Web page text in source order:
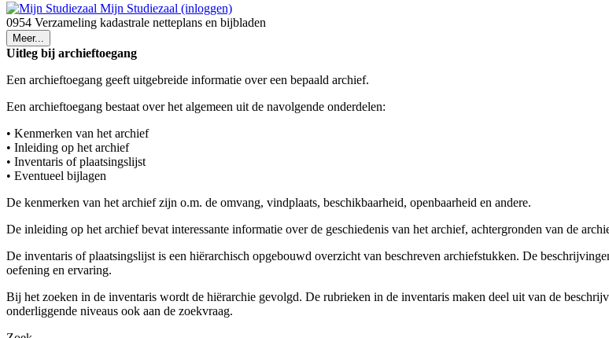
Mijn Studiezaal (inloggen)
0954 Verzameling kadastrale netteplans en bijbladen
Meer...
Uitleg bij archieftoegang
Een archieftoegang geeft uitgebreide informatie over een bepaald archief.
Een archieftoegang bestaat over het algemeen uit de navolgende onderdelen:
• Kenmerken van het archief
• Inleiding op het archief
• Inventaris of plaatsingslijst
• Eventueel bijlagen
De kenmerken van het archief zijn o.m. de omvang, vindplaats, beschikbaarheid, openbaarheid en andere.
De inleiding op het archief bevat interessante informatie over de geschiedenis van het archief, achtergronden van de
De inventaris of plaatsingslijst is een hiërarchisch opgebouwd overzicht van beschreven archiefstukken. De
oefening en ervaring.
Bij het zoeken in de inventaris wordt de hiërarchie gevolgd. De rubrieken in de inventaris maken deel uit van de
onderliggende niveaus ook aan de zoekvraag.